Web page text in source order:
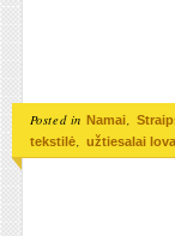
Posted in Namai,
tekstilė, užtiesalai